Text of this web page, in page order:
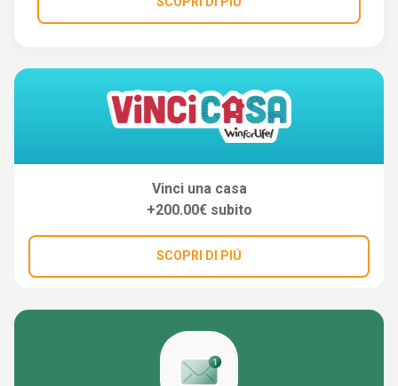
Vinci una casa
+200.00€ subito
SCOPRI DI PIÚ